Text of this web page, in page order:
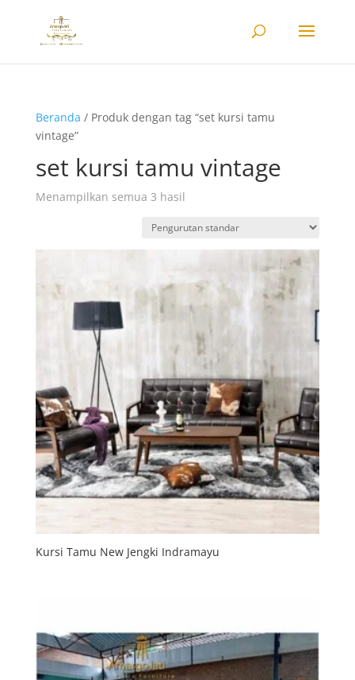
Beranda / Produk dengan tag “set kursi tamu
vintage”
set kursi tamu vintage
Menampilkan semua 3 hasil
Kursi Tamu New Jengki Indramayu